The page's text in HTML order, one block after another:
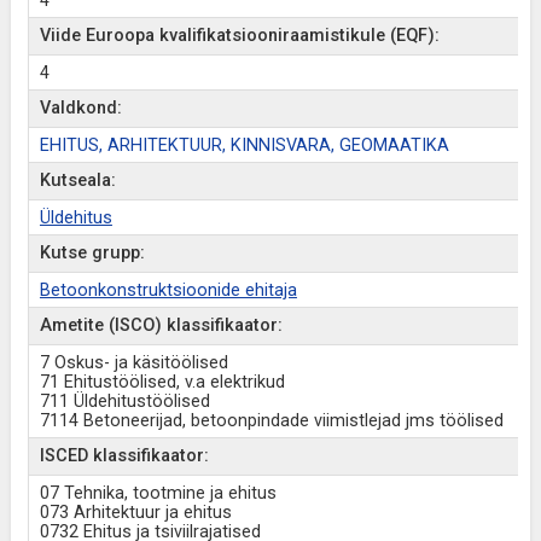
Viide Euroopa kvalifikatsiooniraamistikule (EQF):
4
Valdkond:
EHITUS, ARHITEKTUUR, KINNISVARA, GEOMAATIKA
Kutseala:
Üldehitus
Kutse grupp:
Betoonkonstruktsioonide ehitaja
Ametite (ISCO) klassifikaator:
7 Oskus- ja käsitöölised
71 Ehitustöölised, v.a elektrikud
711 Üldehitustöölised
7114 Betoneerijad, betoonpindade viimistlejad jms töölised
ISCED klassifikaator:
07 Tehnika, tootmine ja ehitus
073 Arhitektuur ja ehitus
0732 Ehitus ja tsiviilrajatised